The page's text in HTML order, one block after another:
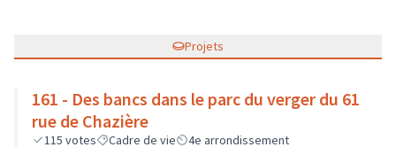
Projets
161 - Des bancs dans le parc du verger du 61
rue de Chazière
115 votes Cadre de vie 4e arrondissement